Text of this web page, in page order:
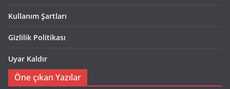
Kullanım Şartları
Gizlilik Politikası
Uyar Kaldır
Öne çıkan Yazılar